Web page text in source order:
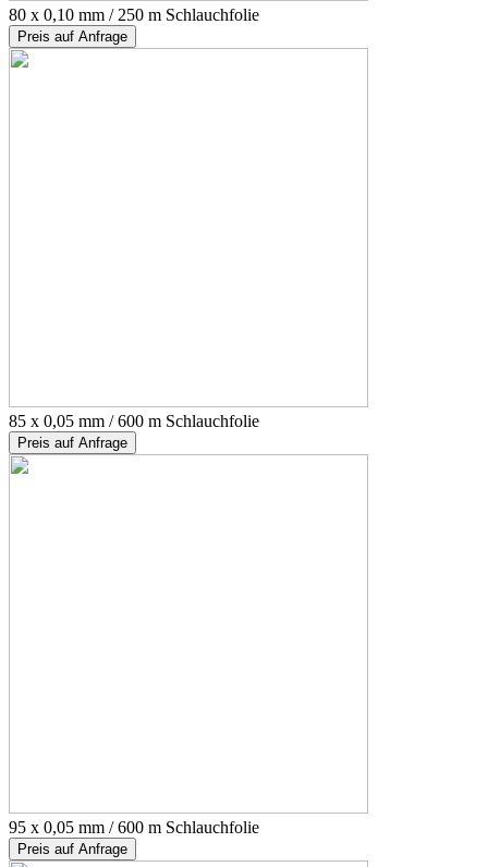
80 x 0,10 mm / 250 m Schlauchfolie
Preis auf Anfrage
85 x 0,05 mm / 600 m Schlauchfolie
Preis auf Anfrage
95 x 0,05 mm / 600 m Schlauchfolie
Preis auf Anfrage